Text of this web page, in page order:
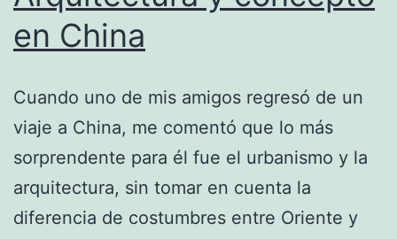
en China
Cuando uno de mis amigos regresó de un
viaje a China, me comentó que lo más
sorprendente para él fue el urbanismo y la
arquitectura, sin tomar en cuenta la
diferencia de costumbres entre Oriente y